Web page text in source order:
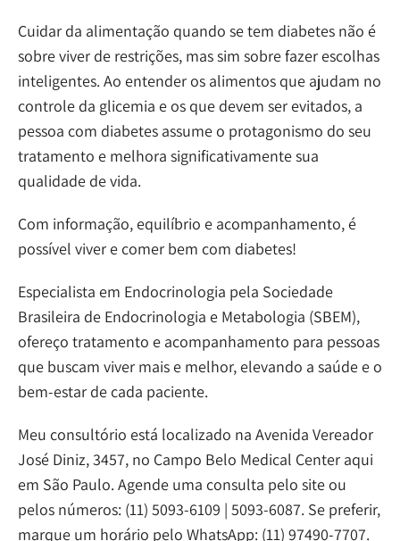
Cuidar da alimentação quando se tem diabetes não é
sobre viver de restrições, mas sim sobre fazer escolhas
inteligentes. Ao entender os alimentos que ajudam no
controle da glicemia e os que devem ser evitados, a
pessoa com diabetes assume o protagonismo do seu
tratamento e melhora significativamente sua
qualidade de vida.
Com informação, equilíbrio e acompanhamento, é
possível viver e comer bem com diabetes!
Especialista em Endocrinologia pela Sociedade
Brasileira de Endocrinologia e Metabologia (SBEM),
ofereço tratamento e acompanhamento para pessoas
que buscam viver mais e melhor, elevando a saúde e o
bem-estar de cada paciente.
Meu consultório está localizado na Avenida Vereador
José Diniz, 3457, no Campo Belo Medical Center aqui
em São Paulo. Agende uma consulta pelo site ou
pelos números: (11) 5093-6109 | 5093-6087. Se preferir,
marque um horário pelo WhatsApp: (11) 97490-7707.